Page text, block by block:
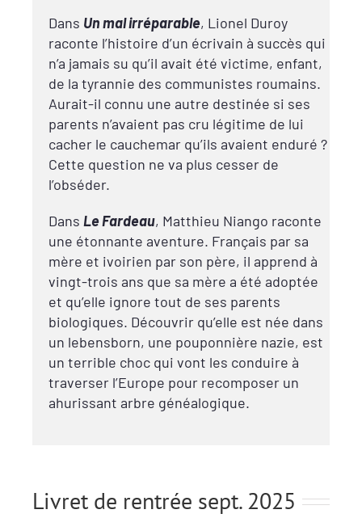
Dans Un mal irréparable, Lionel Duroy
raconte l’histoire d’un écrivain à succès qui
n’a jamais su qu’il avait été victime, enfant,
de la tyrannie des communistes roumains.
Aurait-il connu une autre destinée si ses
parents n’avaient pas cru légitime de lui
cacher le cauchemar qu’ils avaient enduré ?
Cette question ne va plus cesser de
l’obséder.
Dans Le Fardeau, Matthieu Niango raconte
une étonnante aventure. Français par sa
mère et ivoirien par son père, il apprend à
vingt-trois ans que sa mère a été adoptée
et qu’elle ignore tout de ses parents
biologiques. Découvrir qu’elle est née dans
un lebensborn, une pouponnière nazie, est
un terrible choc qui vont les conduire à
traverser l’Europe pour recomposer un
ahurissant arbre généalogique.
Livret de rentrée sept. 2025